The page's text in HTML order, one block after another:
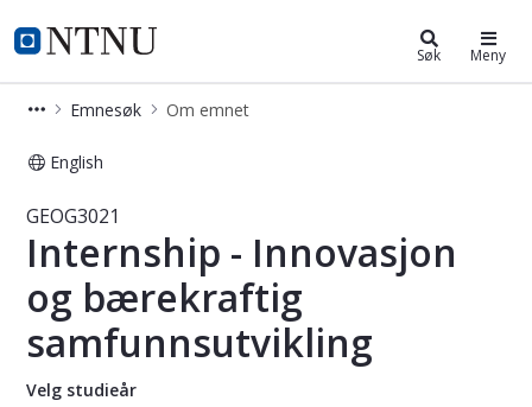
NTNU Hjemmeside
Studier Søk Meny
Emnesøk Om emnet
English
Emne - Internship - Innovasjon og
GEOG3021
Internship - Innovasjon
og bærekraftig
samfunnsutvikling
Velg studieår